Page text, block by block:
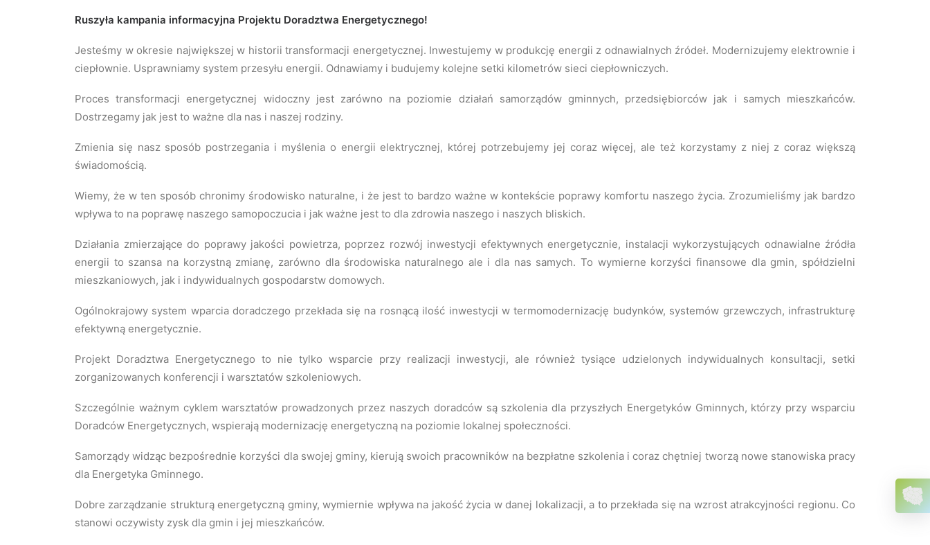
Ruszyła kampania informacyjna Projektu Doradztwa Energetycznego!
Jesteśmy w okresie największej w historii transformacji energetycznej. Inwestujemy w produkcję energii z odnawialnych źródeł. Modernizujemy elektrownie i
ciepłownie. Usprawniamy system przesyłu energii. Odnawiamy i budujemy kolejne setki kilometrów sieci ciepłowniczych.
Proces transformacji energetycznej widoczny jest zarówno na poziomie działań samorządów gminnych, przedsiębiorców jak i samych mieszkańców.
Dostrzegamy jak jest to ważne dla nas i naszej rodziny.
Zmienia się nasz sposób postrzegania i myślenia o energii elektrycznej, której potrzebujemy jej coraz więcej, ale też korzystamy z niej z coraz większą
świadomością.
Wiemy, że w ten sposób chronimy środowisko naturalne, i że jest to bardzo ważne w kontekście poprawy komfortu naszego życia. Zrozumieliśmy jak bardzo
wpływa to na poprawę naszego samopoczucia i jak ważne jest to dla zdrowia naszego i naszych bliskich.
Działania zmierzające do poprawy jakości powietrza, poprzez rozwój inwestycji efektywnych energetycznie, instalacji wykorzystujących odnawialne źródła
energii to szansa na korzystną zmianę, zarówno dla środowiska naturalnego ale i dla nas samych. To wymierne korzyści finansowe dla gmin, spółdzielni
mieszkaniowych, jak i indywidualnych gospodarstw domowych.
Ogólnokrajowy system wparcia doradczego przekłada się na rosnącą ilość inwestycji w termomodernizację budynków, systemów grzewczych, infrastrukturę
efektywną energetycznie.
Projekt Doradztwa Energetycznego to nie tylko wsparcie przy realizacji inwestycji, ale również tysiące udzielonych indywidualnych konsultacji, setki
zorganizowanych konferencji i warsztatów szkoleniowych.
Szczególnie ważnym cyklem warsztatów prowadzonych przez naszych doradców są szkolenia dla przyszłych Energetyków Gminnych, którzy przy wsparciu
Doradców Energetycznych, wspierają modernizację energetyczną na poziomie lokalnej społeczności.
Samorządy widząc bezpośrednie korzyści dla swojej gminy, kierują swoich pracowników na bezpłatne szkolenia i coraz chętniej tworzą nowe stanowiska pracy
dla Energetyka Gminnego.
Dobre zarządzanie strukturą energetyczną gminy, wymiernie wpływa na jakość życia w danej lokalizacji, a to przekłada się na wzrost atrakcyjności regionu. Co
stanowi oczywisty zysk dla gmin i jej mieszkańców.